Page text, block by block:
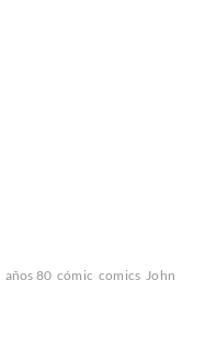
años 80 cómic comics John